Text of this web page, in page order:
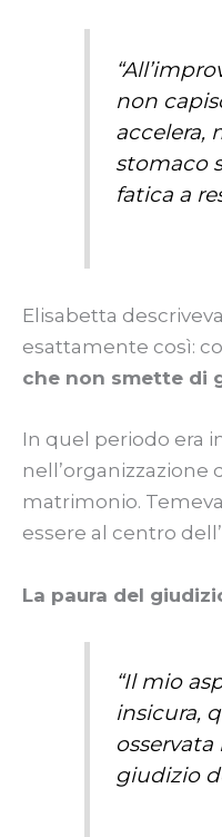
non
accelera,
stomaco
fatica a
Elisabetta
esattamente così:
che non smette di
In quel periodo era
nell’organizzazione
matrimonio.
essere al centro
La paura del
“Il mio
insicura,
giudizio